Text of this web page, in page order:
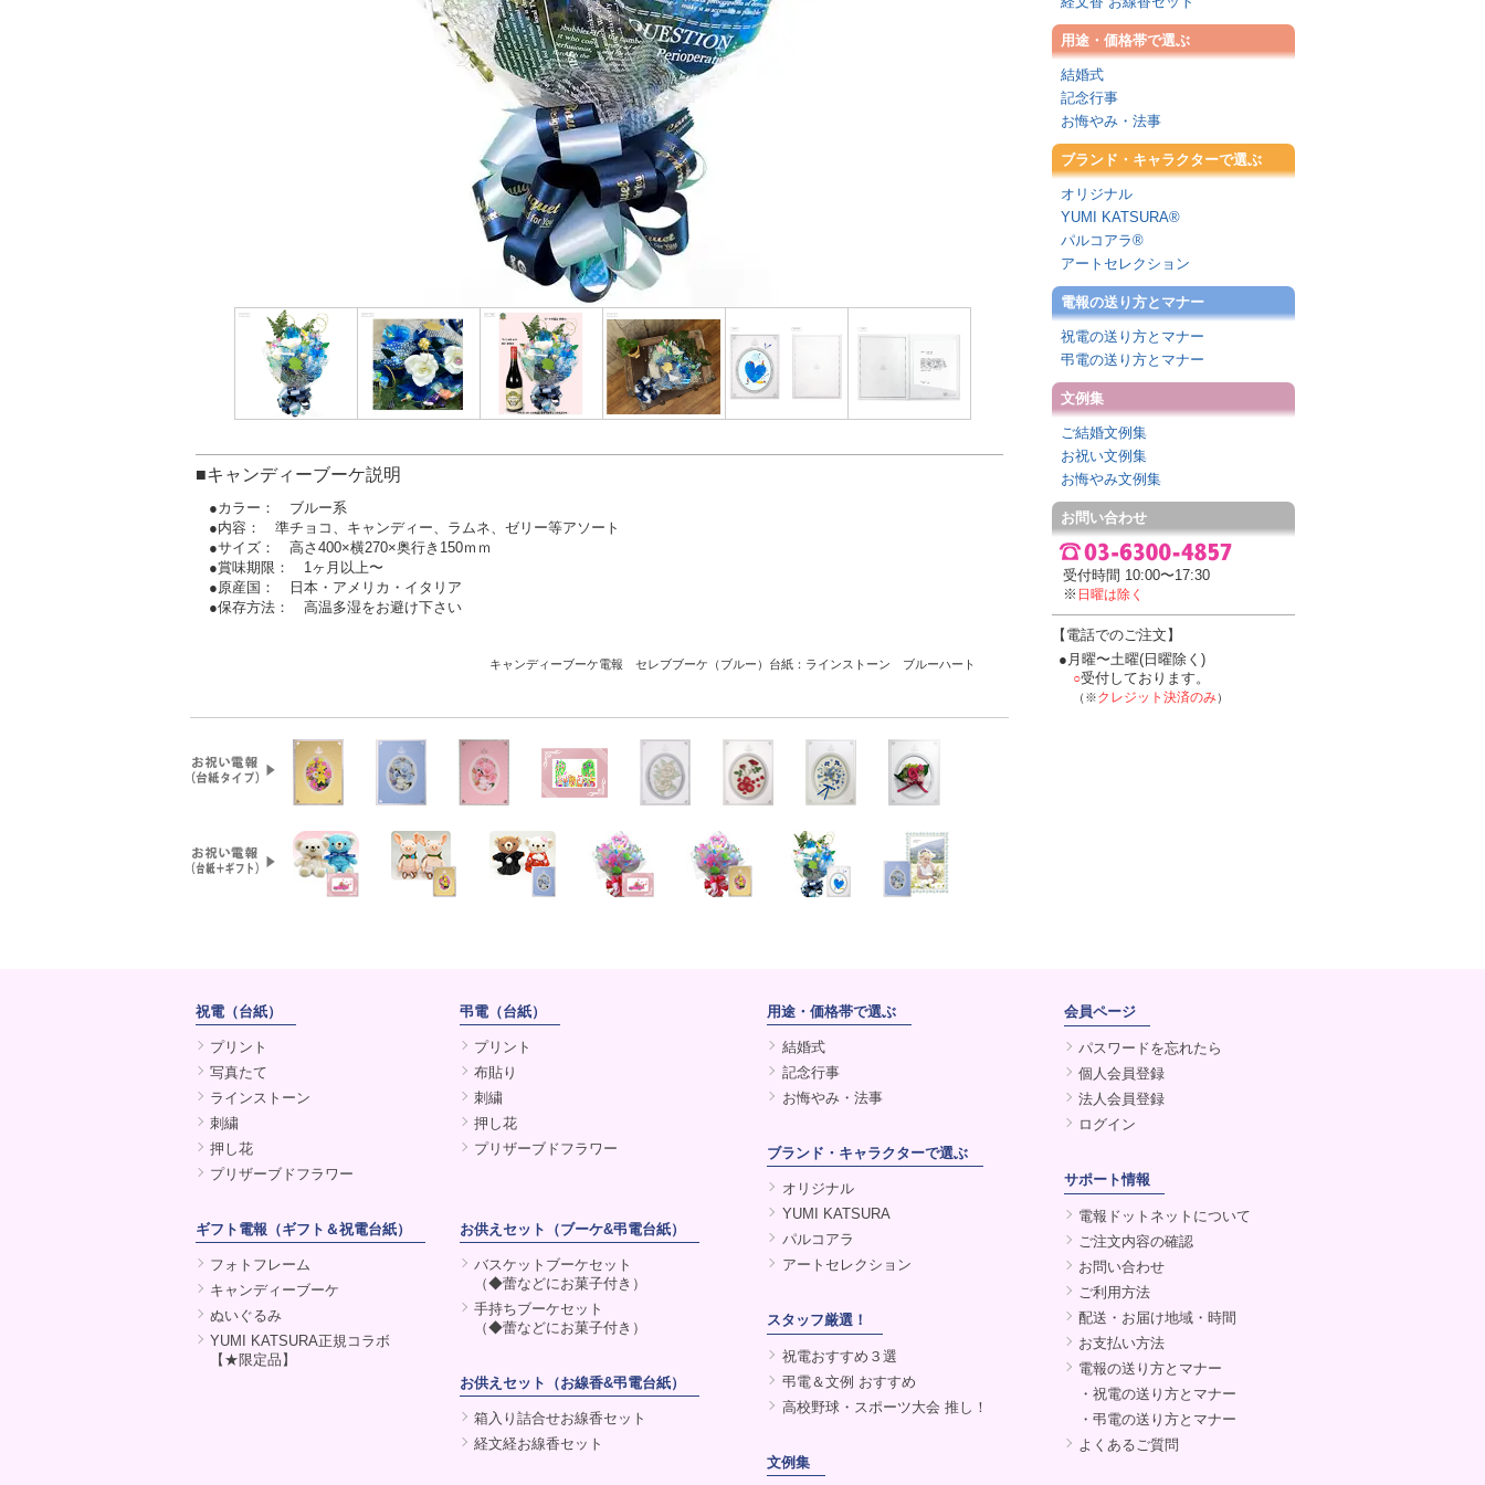
■キャンディーブーケ説明
●カラー： ブルー系
●内容： 準チョコ、キャンディー、ラムネ、ゼリー等アソート
●サイズ： 高さ400×横270×奥行き150ｍｍ
●賞味期限： 1ヶ月以上〜
●原産国： 日本・アメリカ・イタリア
●保存方法： 高温多湿をお避け下さい
キャンディーブーケ電報 セレブブーケ（ブルー） 台紙：ラインストーン ブルーハート
用途・価格帯で選ぶ
結婚式
記念行事
お悔やみ・法事
ブランド・キャラクターで選ぶ
オリジナル
YUMI KATSURA®
パルコアラ®
アートセレクション
電報の送り方とマナー
祝電の送り方とマナー
弔電の送り方とマナー
文例集
ご結婚文例集
お祝い文例集
お悔やみ文例集
お問い合わせ
受付時間 10:00〜17:30
※ 日曜は除く
【電話でのご注文】
●月曜〜土曜(日曜除く)
○受付しております。
（※クレジット決済のみ）
祝電（台紙）
プリント
写真たて
ラインストーン
刺繍
押し花
プリザーブドフラワー
ギフト電報（ギフト＆祝電台紙）
フォトフレーム
キャンディーブーケ
ぬいぐるみ
YUMI KATSURA正規コラボ
【★限定品】
弔電（台紙）
プリント
布貼り
刺繍
押し花
プリザーブドフラワー
お供えセット（ブーケ&弔電台紙）
バスケットブーケセット
（◆蕾などにお菓子付き）
手持ちブーケセット
（◆蕾などにお菓子付き）
お供えセット（お線香&弔電台紙）
箱入り詰合せお線香セット
経文経お線香セット
用途・価格帯で選ぶ
結婚式
記念行事
お悔やみ・法事
ブランド・キャラクターで選ぶ
オリジナル
YUMI KATSURA
パルコアラ
アートセレクション
スタッフ厳選！
祝電おすすめ３選
弔電＆文例 おすすめ
高校野球・スポーツ大会 推し！
文例集
会員ページ
パスワードを忘れたら
個人会員登録
法人会員登録
ログイン
サポート情報
電報ドットネットについて
ご注文内容の確認
お問い合わせ
ご利用方法
配送・お届け地域・時間
お支払い方法
電報の送り方とマナー
・祝電の送り方とマナー
・弔電の送り方とマナー
よくあるご質問